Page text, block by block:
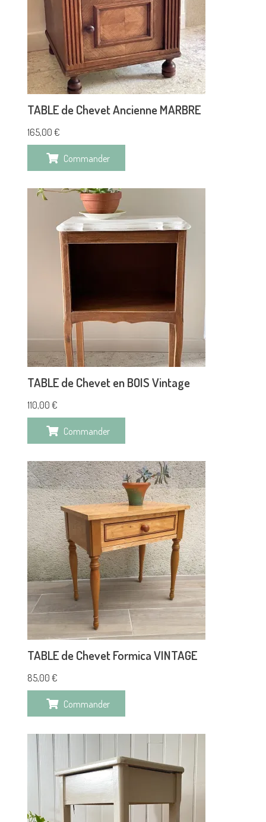
TABLE de Chevet Ancienne MARBRE
165,00 €
Commander
TABLE de Chevet en BOIS Vintage
110,00 €
Commander
TABLE de Chevet Formica VINTAGE
85,00 €
Commander